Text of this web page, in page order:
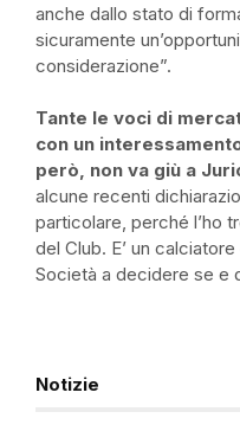
anche dallo stato di
sicuramente
considerazione”.
Tante le voci di
con un
però, non va giù a
alcune recenti
particolare, perché l’ho
del Club. E’ un
Società a decidere se e
Notizie